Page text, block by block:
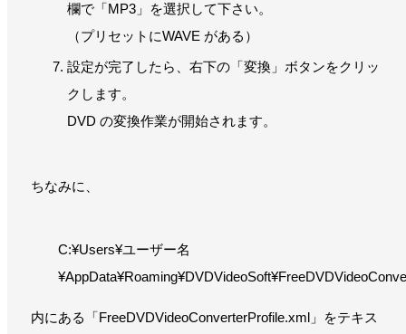
欄で「MP3」を選択して下さい。
（プリセットにWAVE がある）
設定が完了したら、右下の「変換」ボタンをクリッ
クします。
DVD の変換作業が開始されます。
ちなみに、
C:¥Users¥ユーザー名
内にある「FreeDVDVideoConverterProfile.xml」をテキス